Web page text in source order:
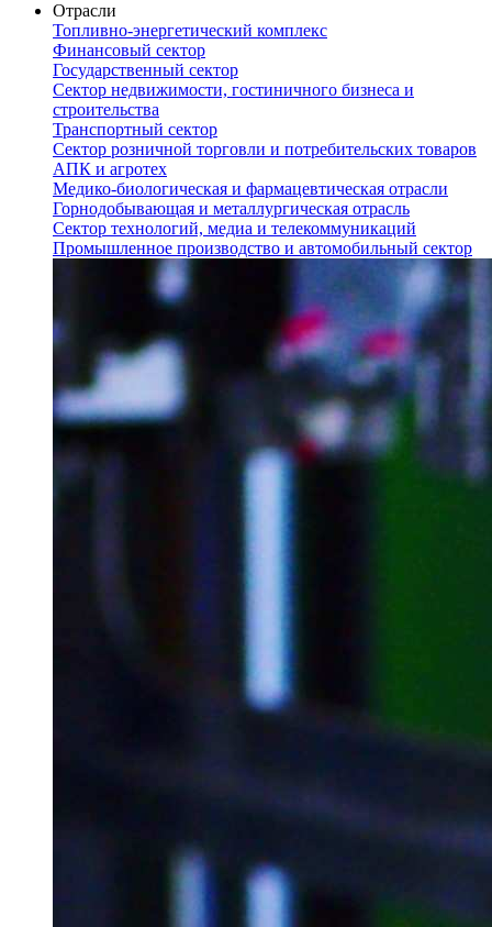
Отрасли
Топливно-энергетический комплекс
Финансовый сектор
Государственный сектор
Сектор недвижимости, гостиничного бизнеса и
строительства
Транспортный сектор
Сектор розничной торговли и потребительских товаров
АПК и агротех
Медико-биологическая и фармацевтическая отрасли
Горнодобывающая и металлургическая отрасль
Сектор технологий, медиа и телекоммуникаций
Промышленное производство и автомобильный сектор